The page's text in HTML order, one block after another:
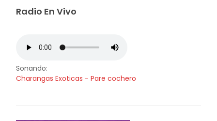
Radio En Vivo
Sonando:
Charangas Exoticas - Pare cochero